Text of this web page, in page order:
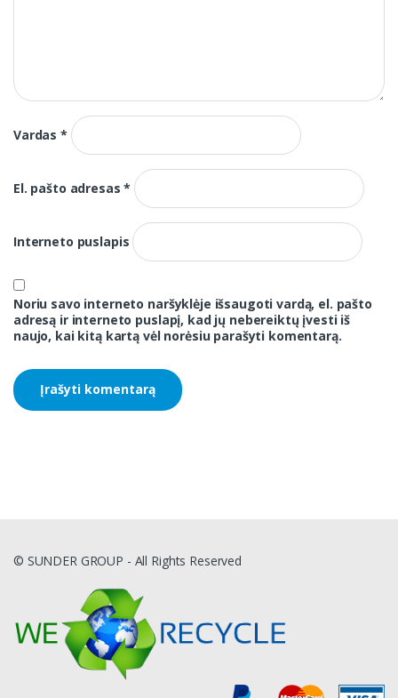
Vardas*
El. pašto adresas*
Interneto puslapis
Noriu savo interneto naršyklėje išsaugoti vardą, el. pašto
adresą ir interneto puslapį, kad jų nebereiktų įvesti iš
naujo, kai kitą kartą vėl norėsiu parašyti komentarą.
© SUNDER GROUP - All Rights Reserved